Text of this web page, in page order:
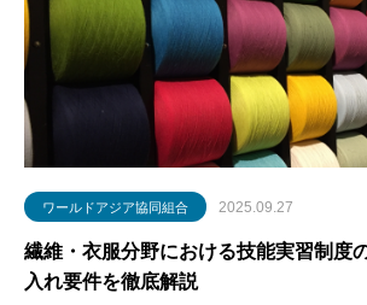
ワールドアジア協同組合 2025.09.27
繊維・衣服分野における技能実習制度
入れ要件を徹底解説